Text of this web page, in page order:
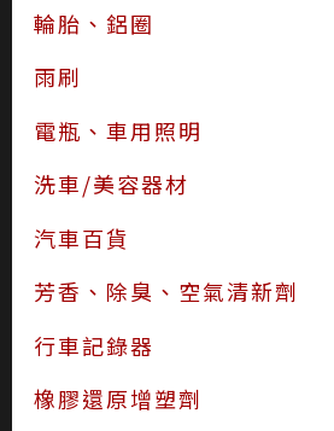
輪胎、鋁圈
雨刷
電瓶、車用照明
洗車/美容器材
汽車百貨
芳香、除臭、空氣清新劑
行車記錄器
橡膠還原增塑劑